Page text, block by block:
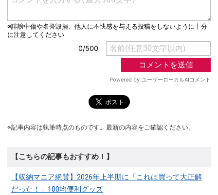
※記事内容は執筆時点のものです。最新の内容をご確認ください。
【こちらの記事もおすすめ！】
【収納マニア絶賛】2026年上半期に「これは買って大正解
だった！」100均便利グッズ